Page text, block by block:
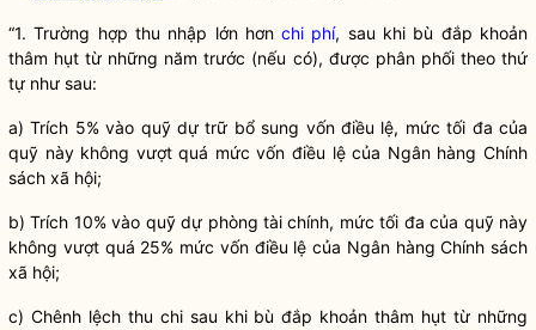
“1. Trường hợp thu nhập lớn hơnchi phí, sau khi bù đắp khoản
thâm hụt từ những năm trước (nếu có), được phân phối theo thứ
tự như sau:
a) Trích 5% vào quỹ dự trữ bổ sung vốn điều lệ, mức tối đa của
quỹ này không vượt quá mức vốnđiều lệcủa Ngân hàng Chính
sách xã hội;
b) Trích 10% vào quỹ dự phòng tài chính, mức tối đa của quỹ này
không vượt quá 25% mức vốn điều lệ của Ngân hàng Chính sách
xã hội;
c) Chênh lệch thu chi sau khi bù đắp khoản thâm hụt từ những